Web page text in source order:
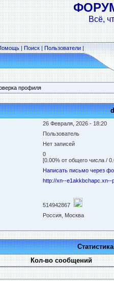
Всё,
|Поиск|Пользователи|
профиля
26 Февраля, 2026 - 18:20
Пользователь
Нет записей
0
[0.00% от общего числа /
Написать письмо через
http://xn--e1akkbchapc.xn--
514942867
Россия, Москва
Кол-во сообщений